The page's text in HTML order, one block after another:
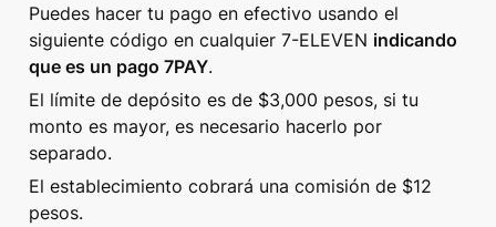
Puedes hacer tu pago en efectivo usando el
siguiente código en cualquier 7-ELEVEN indicando
que es un pago 7PAY.
El límite de depósito es de $3,000 pesos, si tu
monto es mayor, es necesario hacerlo por
separado.
El establecimiento cobrará una comisión de $12
pesos.